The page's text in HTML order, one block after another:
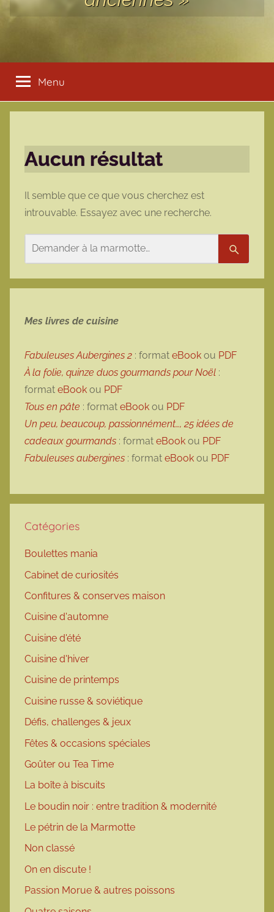
Menu
Aucun résultat
Il semble que ce que vous cherchez est
introuvable. Essayez avec une recherche.
Mes livres de cuisine
Fabuleuses Aubergines 2 : format eBook ou PDF
À la folie, quinze duos gourmands pour Noël :
format eBook ou PDF
Tous en pâte : format eBook ou PDF
Un peu, beaucoup, passionnément…, 25 idées de
cadeaux gourmands : format eBook ou PDF
Fabuleuses aubergines : format eBook ou PDF
Catégories
Boulettes mania
Cabinet de curiosités
Confitures & conserves maison
Cuisine d'automne
Cuisine d'été
Cuisine d'hiver
Cuisine de printemps
Cuisine russe & soviétique
Défis, challenges & jeux
Fêtes & occasions spéciales
Goûter ou Tea Time
La boîte à biscuits
Le boudin noir : entre tradition & modernité
Le pétrin de la Marmotte
Non classé
On en discute !
Passion Morue & autres poissons